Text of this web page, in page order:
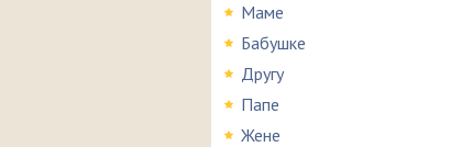
Маме
Бабушке
Другу
Папе
Жене